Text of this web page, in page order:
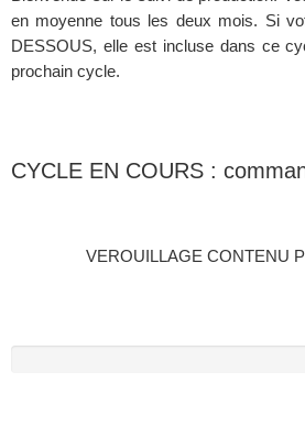
en moyenne tous les deux mois. Si
DESSOUS, elle est incluse dans ce
prochain cycle.
CYCLE EN COURS :
VEROUILLAGE CONTENU